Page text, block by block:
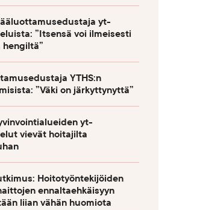
yt-
”Itsensä voi ilmeisesti
YTHS:n
”Väki on järkyttynyttä”
yt-
vievät hoitajilta
Hoitotyöntekijöiden
ennaltaehkäisyyn
liian vähän huomiota